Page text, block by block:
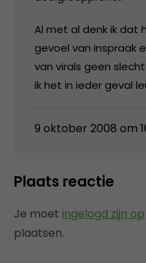
Al met al denk ik dat
gevoel van inspraak
van virals geen
ik het in ieder geval
9 oktober 2008 om
Plaats reactie
Je moet ingelogd zijn op
plaatsen.